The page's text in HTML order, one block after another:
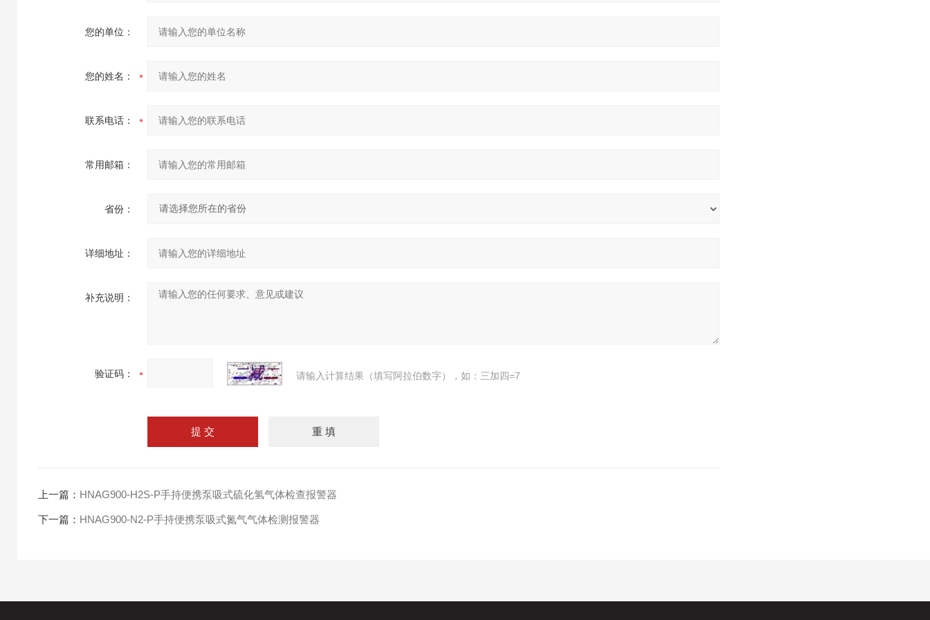
您的单位：
您的姓名：
联系电话：
常用邮箱：
省份：
详细地址：
补充说明：
验证码： 请输入计算结果（填写阿拉伯数字），如：三加四=7
上一篇： HNAG900-H2S-P手持便携泵吸式硫化氢气体检查报警器
下一篇： HNAG900-N2-P手持便携泵吸式氮气气体检测报警器